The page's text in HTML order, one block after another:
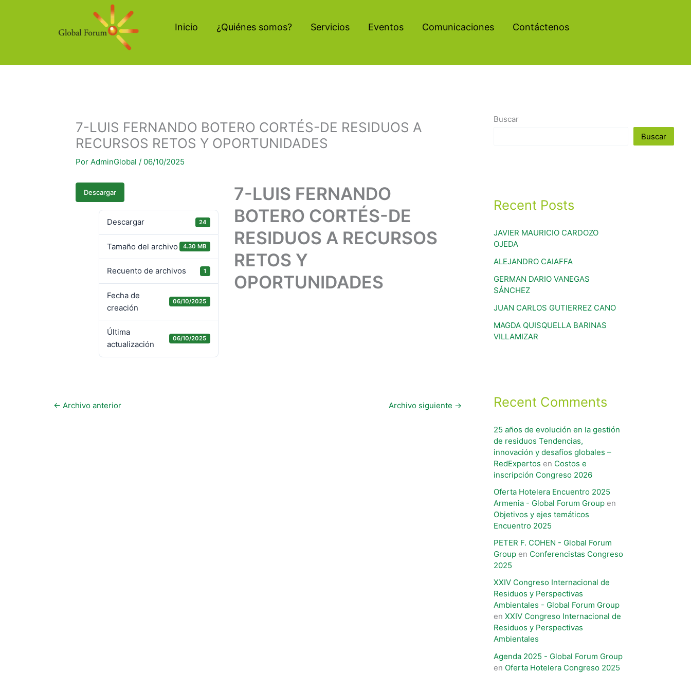
Inicio ¿Quiénes somos? Servicios Eventos Comunicaciones Contáctenos
7-LUIS FERNANDO BOTERO CORTÉS-DE RESIDUOS A
RECURSOS RETOS Y OPORTUNIDADES
Por AdminGlobal / 06/10/2025
Descargar
Descargar 24
Tamaño del archivo 4.30 MB
Recuento de archivos 1
Fecha de
creación
06/10/2025
Última
actualización
06/10/2025
7-LUIS FERNANDO
BOTERO CORTÉS-DE
RESIDUOS A RECURSOS
RETOS Y
OPORTUNIDADES
← Archivo anterior Archivo siguiente →
Buscar
Buscar
Recent Posts
JAVIER MAURICIO CARDOZO
OJEDA
ALEJANDRO CAIAFFA
GERMAN DARIO VANEGAS
SÁNCHEZ
JUAN CARLOS GUTIERREZ CANO
MAGDA QUISQUELLA BARINAS
VILLAMIZAR
Recent Comments
25 años de evolución en la gestión
de residuos Tendencias,
innovación y desafíos globales –
RedExpertos en Costos e
inscripción Congreso 2026
Oferta Hotelera Encuentro 2025
Armenia - Global Forum Group en
Objetivos y ejes temáticos
Encuentro 2025
PETER F. COHEN - Global Forum
Group en Conferencistas Congreso
2025
XXIV Congreso Internacional de
Residuos y Perspectivas
Ambientales​ - Global Forum Group
en XXIV Congreso Internacional de
Residuos y Perspectivas
Ambientales​
Agenda 2025 - Global Forum Group
en Oferta Hotelera Congreso 2025